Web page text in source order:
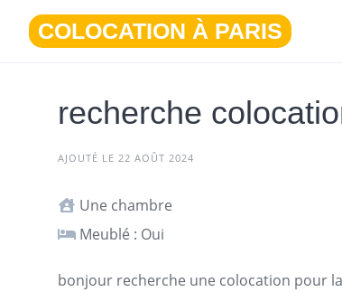
contenu
COLOCATION À PARIS
recherche
AJOUTÉ LE 22 AOÛT 2024
Une chambre
Meublé : Oui
bonjour recherche une colocation pour